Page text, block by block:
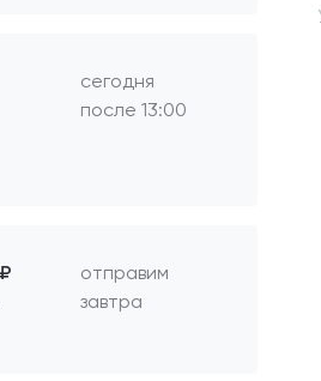
сегодня
после 13:00
отправим
завтра